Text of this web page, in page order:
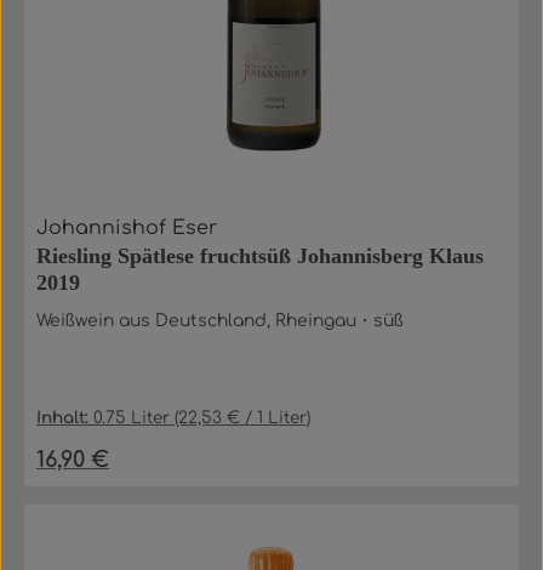
Johannishof Eser
Riesling Spätlese fruchtsüß Johannisberg Klaus
2019
Weißwein aus Deutschland, Rheingau・süß
Inhalt:0.75 Liter (22,53 € / 1 Liter)
Regulärer Preis:
16,90 €